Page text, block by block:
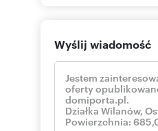
Wyślij wiadomość